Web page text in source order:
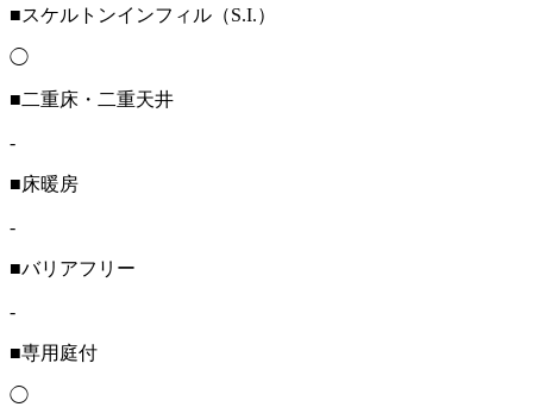
■スケルトンインフィル（S.I.）
◯
■二重床・二重天井
-
■床暖房
-
■バリアフリー
-
■専用庭付
◯